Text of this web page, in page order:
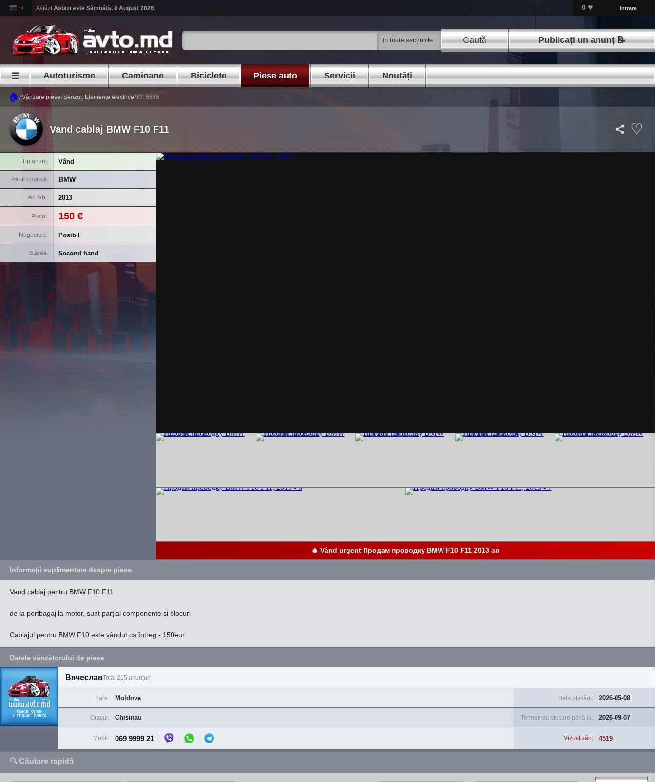
Astăzi Astazi este Sâmbătă, 8 August 2026 0 ♥ Intrare
Caută Publicați un anunț 📝
☰ Autoturisme Camioane Biciclete Piese auto Servicii Noutăți
🏠 /Vânzare piese/Senzor, Elemente electrice/ ID: 5555
Vand cablaj BMW F10 F11
Tip anunț Vând
Pentru marca BMW
An fab. 2013
Prețul 150 €
Nogociere Posibil
Starea Second-hand
🔥 Vând urgent Продам проводку BMW F10 F11 2013 an
Informații suplimentare despre piese
Vand cablaj pentru BMW F10 F11
de la portbagaj la motor, sunt parțial componente și blocuri
Cablajul pentru BMW F10 este vândut ca întreg - 150eur
Datele vânzătorului de piese
ВячеславTotal 215 anunțuri
Țara: Moldova Data plasării: 2026-05-08
Orașul: Chisinau Termen de stocare până la: 2026-09-07
Mobil: 069 9999 21 Vizualizări: 4519
🔍 Căutare rapidă